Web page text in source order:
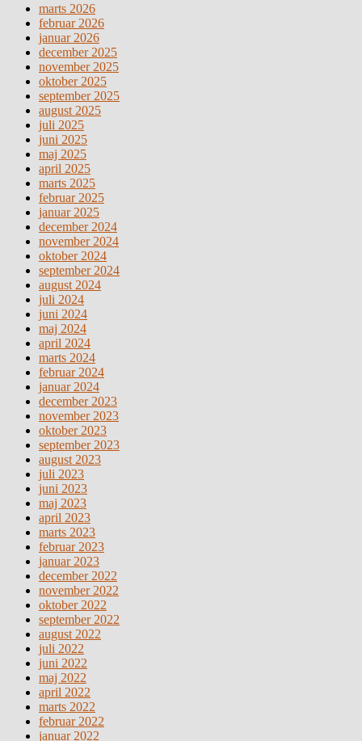
marts 2026
februar 2026
januar 2026
december 2025
november 2025
oktober 2025
september 2025
august 2025
juli 2025
juni 2025
maj 2025
april 2025
marts 2025
februar 2025
januar 2025
december 2024
november 2024
oktober 2024
september 2024
august 2024
juli 2024
juni 2024
maj 2024
april 2024
marts 2024
februar 2024
januar 2024
december 2023
november 2023
oktober 2023
september 2023
august 2023
juli 2023
juni 2023
maj 2023
april 2023
marts 2023
februar 2023
januar 2023
december 2022
november 2022
oktober 2022
september 2022
august 2022
juli 2022
juni 2022
maj 2022
april 2022
marts 2022
februar 2022
januar 2022